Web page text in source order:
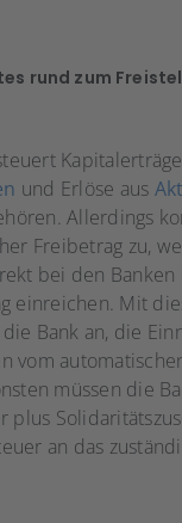
rund zum
und Erlöse aus
Allerdings
Freibetrag zu,
bei den Banken
einreichen. Mit
die Bank an, die
vom
müssen die
plus
an das